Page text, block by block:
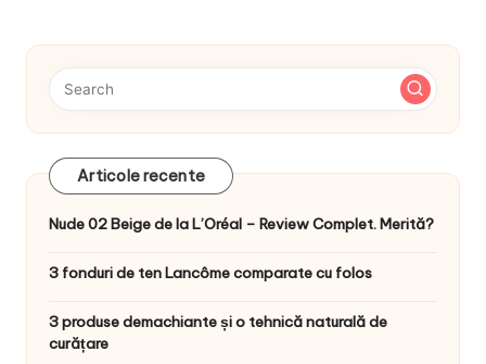
Articole recente
Nude 02 Beige de la L’Oréal – Review Complet. Merită?
3 fonduri de ten Lancôme comparate cu folos
3 produse demachiante și o tehnică naturală de
curățare